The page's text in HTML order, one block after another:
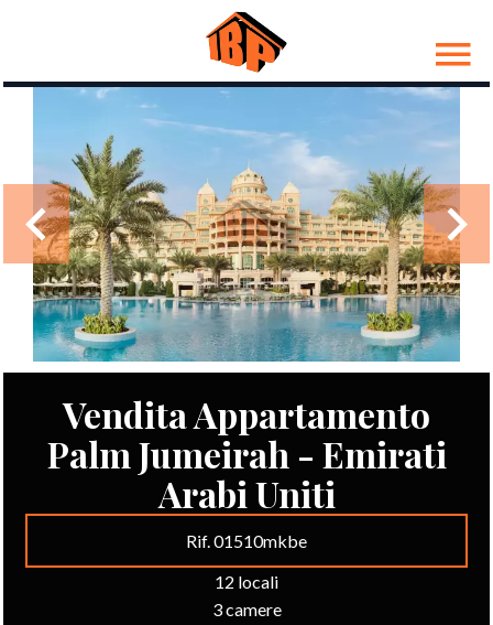
Vendita Appartamento
Palm Jumeirah - Emirati
Arabi Uniti
Rif. 01510mkbe
12 locali
3 camere